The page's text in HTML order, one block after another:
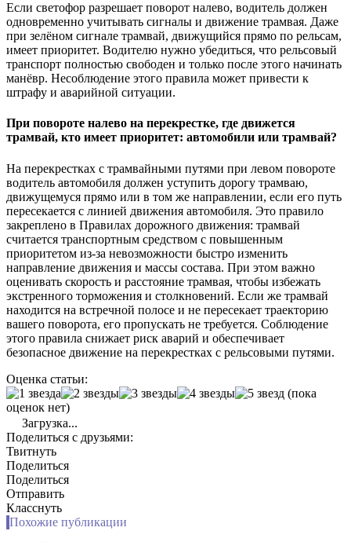
Если светофор разрешает поворот налево, водитель должен
одновременно учитывать сигналы и движение трамвая. Даже
при зелёном сигнале трамвай, движущийся прямо по рельсам,
имеет приоритет. Водителю нужно убедиться, что рельсовый
транспорт полностью свободен и только после этого начинать
манёвр. Несоблюдение этого правила может привести к
штрафу и аварийной ситуации.
При повороте налево на перекрестке, где движется
трамвай, кто имеет приоритет: автомобили или трамвай?
На перекрестках с трамвайными путями при левом повороте
водитель автомобиля должен уступить дорогу трамваю,
движущемуся прямо или в том же направлении, если его путь
пересекается с линией движения автомобиля. Это правило
закреплено в Правилах дорожного движения: трамвай
считается транспортным средством с повышенным
приоритетом из-за невозможности быстро изменить
направление движения и массы состава. При этом важно
оценивать скорость и расстояние трамвая, чтобы избежать
экстренного торможения и столкновений. Если же трамвай
находится на встречной полосе и не пересекает траекторию
вашего поворота, его пропускать не требуется. Соблюдение
этого правила снижает риск аварий и обеспечивает
безопасное движение на перекрестках с рельсовыми путями.
Оценка статьи:
(пока
оценок нет)
Загрузка...
Поделиться с друзьями:
Твитнуть
Поделиться
Поделиться
Отправить
Класснуть
Похожие публикации